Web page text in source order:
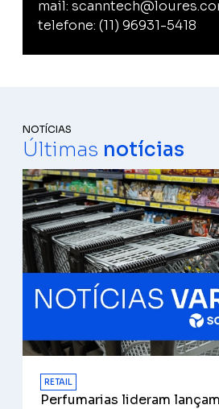
mail:
telefone: (11) 96931-5418
NOTÍCIAS
Últimas notícias
RETAIL
Perfumarias lideram